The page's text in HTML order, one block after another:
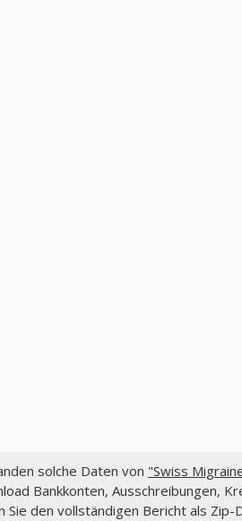
solche Daten von "Swiss
Bankkonten, Ausschreibungen,
Sie den vollständigen Bericht als Zip-